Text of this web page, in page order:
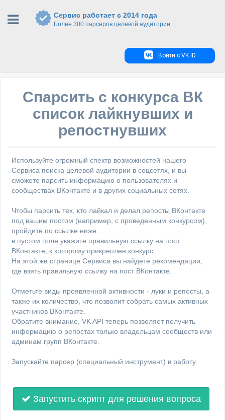
Сервис работает с 2014 года
Более 300 парсеров целевой аудитории
Войти с VK ID
Спарсить с конкурса ВК
список лайкнувших и
репостнувших
Используйте огромный спектр возможностей нашего
Сервиса поиска целевой аудитории в соцсетях, и вы
сможете парсить информацию о пользователях и
сообществах ВКонтакте и в других социальных сетях.
Чтобы парсить тех, кто лайкал и делал репосты ВКонтакте
под вашим постом (например, с проведенным конкурсом),
пройдите по ссылке ниже.
в пустом поле укажите правильную ссылку на пост
ВКонтакте, к которому прикреплен конкурс.
На этой же странице Сервиса вы найдете рекомендации,
где взять правильную ссылку на пост ВКонтакте.
Отметьте виды проявленной активности - луки и репосты, а
также их количество, что позволит собрать самых активных
участников ВКонтакте.
Обратите внимание, VK API теперь позволяет получить
информацию о репостах только владельцам сообществ или
админам групп ВКонтакте.
Запускайте парсер (специальный инструмент) в работу.
Запустить скрипт для решения вопроса